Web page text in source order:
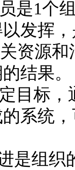
是1个
发挥
资源
结果。
目标
系统
是组织